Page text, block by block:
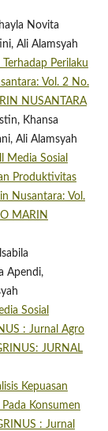
Novita
Ali Alamsyah
Perilaku
Vol. 2 No.
NUSANTARA
Khansa
Ali Alamsyah
Media Sosial
Produktivitas
Nusantara: Vol.
MARIN
Apendi,
Sosial
: Jurnal Agro
JURNAL
Kepuasan
Konsumen
: Jurnal